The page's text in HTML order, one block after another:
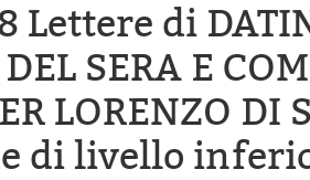
Lettere di
SERA E
LORENZO
di livello